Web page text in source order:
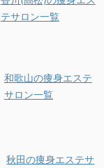
テサロン一覧
和歌山の痩身エステ
サロン一覧
秋田の痩身エステサ